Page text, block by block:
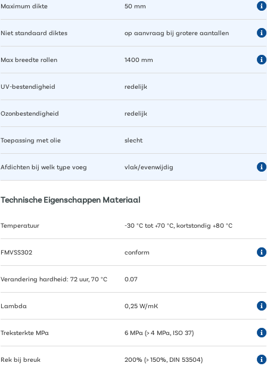
Maximum dikte 50 mm
Niet standaard diktes op aanvraag bij grotere aantallen
Max breedte rollen 1400 mm
UV-bestendigheid redelijk
Ozonbestendigheid redelijk
Toepassing met olie slecht
Afdichten bij welk type voeg vlak/evenwijdig
Technische Eigenschappen Materiaal
Temperatuur -30 °C tot +70 °C, kortstondig +80 °C
FMVSS302 conform
Verandering hardheid: 72 uur, 70 °C 0.07
Lambda 0,25 W/mK
Treksterkte MPa 6 MPa (> 4 MPa, ISO 37)
Rek bij breuk 200% (> 150%, DIN 53504)